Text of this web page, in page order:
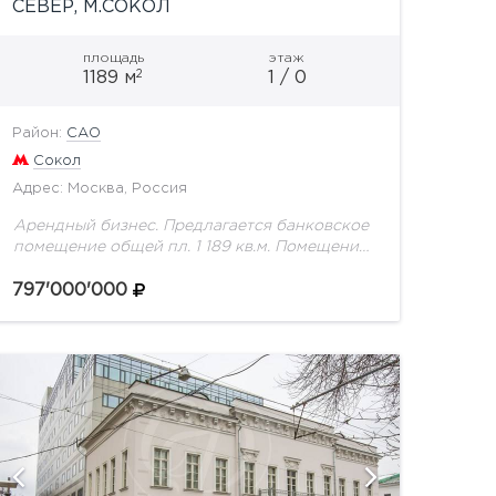
СЕВЕР, М.СОКОЛ
площадь
1189 м2
этаж
1 / 0
Район: САО
Сокол
Адрес: Москва, Россия
Арендный бизнес. Предлагается банковское
помещение общей пл. 1 189 кв.м. Помещение
кв.м и второй этаж пл. 571,4 кв.м. Большие
797'000'000